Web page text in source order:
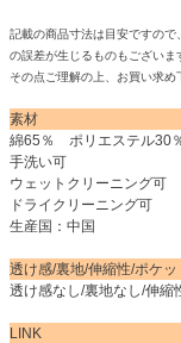
記載の商品寸法は目安ですの
の誤差が生じるものもございま
その点ご理解の上、お買い求め
素材
綿65％ ポリエステル30
手洗い可
ウェットクリーニング可
ドライクリーニング可
生産国：中国
透け感/裏地/伸縮性/ポケッ
透け感なし/裏地なし/伸縮
LINK